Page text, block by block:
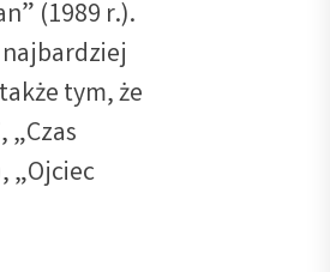
(1989 r.).
tym, że
„Ojciec